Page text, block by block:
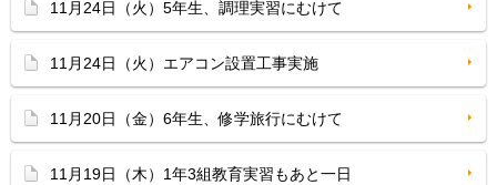
11月24日（火）5年生、調理実習にむけて
11月24日（火）エアコン設置工事実施
11月20日（金）6年生、修学旅行にむけて
11月19日（木）1年3組教育実習もあと一日